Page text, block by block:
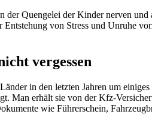
der Quengelei der Kinder nerven
Entstehung von Stress und Unruhe
vergessen
in den letzten Jahren um
Man erhält sie von der Kfz-
wie Führerschein,